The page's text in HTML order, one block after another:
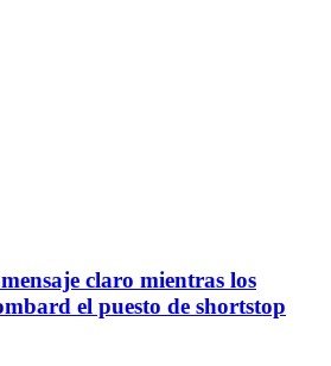
claro mientras los
el puesto de shortstop